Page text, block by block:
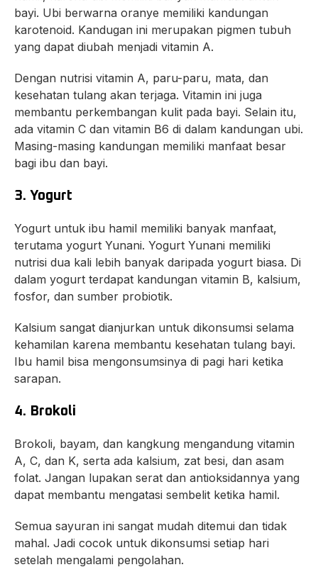
bayi. Ubi berwarna oranye memiliki kandungan
karotenoid. Kandugan ini merupakan pigmen tubuh
yang dapat diubah menjadi vitamin A.
Dengan nutrisi vitamin A, paru-paru, mata, dan
kesehatan tulang akan terjaga. Vitamin ini juga
membantu perkembangan kulit pada bayi. Selain itu,
ada vitamin C dan vitamin B6 di dalam kandungan ubi.
Masing-masing kandungan memiliki manfaat besar
bagi ibu dan bayi.
3. Yogurt
Yogurt untuk ibu hamil memiliki banyak manfaat,
terutama yogurt Yunani. Yogurt Yunani memiliki
nutrisi dua kali lebih banyak daripada yogurt biasa. Di
dalam yogurt terdapat kandungan vitamin B, kalsium,
fosfor, dan sumber probiotik.
Kalsium sangat dianjurkan untuk dikonsumsi selama
kehamilan karena membantu kesehatan tulang bayi.
Ibu hamil bisa mengonsumsinya di pagi hari ketika
sarapan.
4. Brokoli
Brokoli, bayam, dan kangkung mengandung vitamin
A, C, dan K, serta ada kalsium, zat besi, dan asam
folat. Jangan lupakan serat dan antioksidannya yang
dapat membantu mengatasi sembelit ketika hamil.
Semua sayuran ini sangat mudah ditemui dan tidak
mahal. Jadi cocok untuk dikonsumsi setiap hari
setelah mengalami pengolahan.